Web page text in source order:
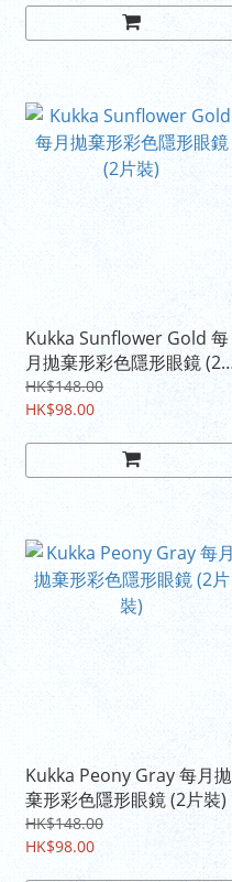
Kukka Sunflower Gold 每
月拋棄形彩色隱形眼鏡 (2
片裝)
HK$148.00
HK$98.00
Kukka Peony Gray 每月拋
棄形彩色隱形眼鏡 (2片裝)
HK$148.00
HK$98.00